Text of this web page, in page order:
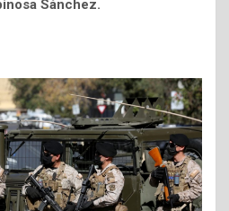
Sánchez.